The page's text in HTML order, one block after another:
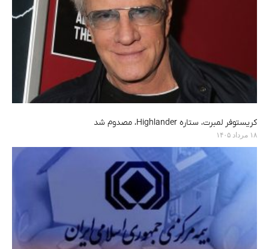
کریستوفر لمبرت، ستاره Highlander، مصدوم شد
۱۸ مرداد ۱۴۰۵